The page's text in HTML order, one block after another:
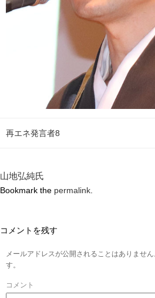
再エネ発言者8
山地弘純氏
Bookmark the permalink
コメントを残す
メールアドレスが公開されることはありませ
す。
コメント